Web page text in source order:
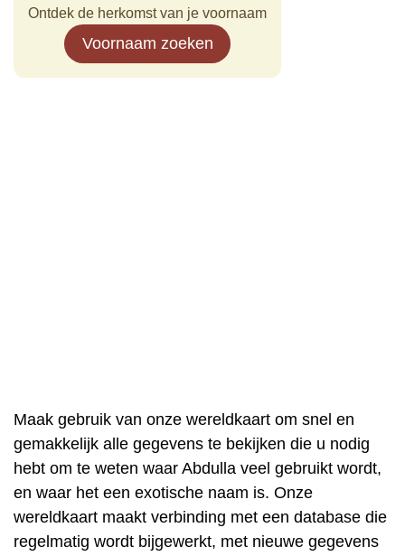
Ontdek de herkomst van je voornaam
Voornaam zoeken
Maak gebruik van onze wereldkaart om snel en
gemakkelijk alle gegevens te bekijken die u nodig
hebt om te weten waar Abdulla veel gebruikt wordt,
en waar het een exotische naam is. Onze
wereldkaart maakt verbinding met een database die
regelmatig wordt bijgewerkt, met nieuwe gegevens